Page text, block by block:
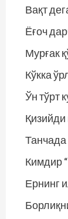
Вақт
Ёғоч
Мурғак
Кўкка
Ўн тўрт
Қизийди
Танчада
Кимдир
Ернинг